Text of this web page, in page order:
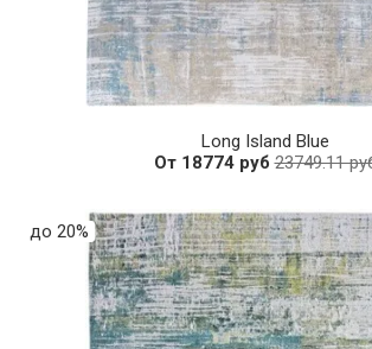
Long Island Blue
От 18774 руб23749.11
до 20%